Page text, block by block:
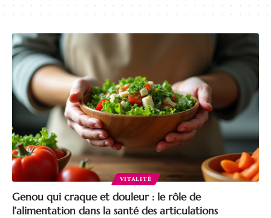
VITALITÉ
Genou qui craque et douleur : le rôle de
l’alimentation dans la santé des articulations